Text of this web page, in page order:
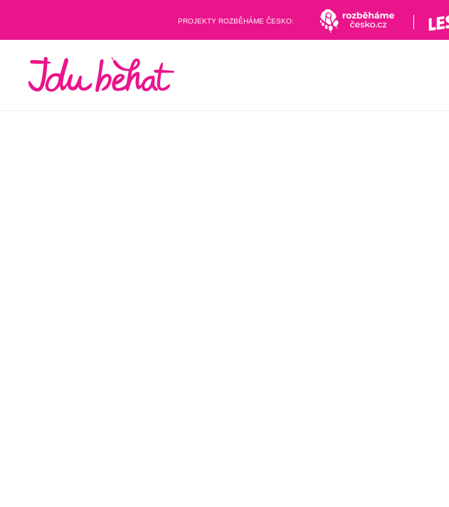
PROJEKTY ROZBĚHÁME ČESKO: